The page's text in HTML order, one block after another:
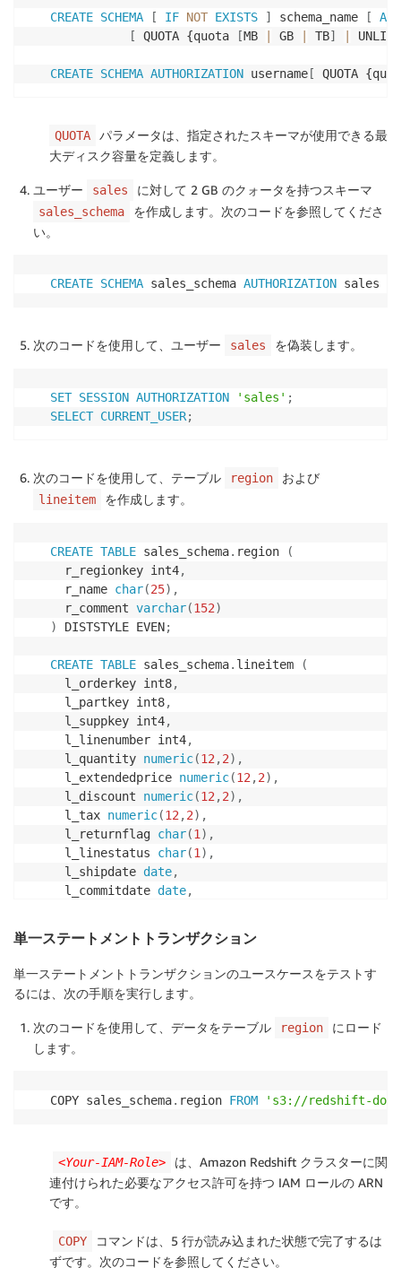
CREATE SCHEMA [ IF NOT EXISTS ] schema_name [
[
QUOTA {quota [MB GB TB]
CREATE SCHEMA AUTHORIZATION username [ QUOTA
QUOTA
パラメータは、指定されたスキーマが使用できる最
大ディスク容量を定義します。
ユーザー sales に対して 2 GB のクォータを持つスキーマ
sales_schema
を作成します。次のコードを参照してくださ
い。
CREATE SCHEMA sales_schema AUTHORIZATION sales
次のコードを使用して、ユーザー sales を偽装します。
SET SESSION AUTHORIZATION 'sales' ;
SELECT CURRENT_USER;
次のコードを使用して、テーブル region および
lineitem を作成します。
CREATE TABLE sales_schema. region
(
  r_regionkey int4
,
  r_name
char(25) ,
  r_comment
varchar(152)
)
DISTSTYLE EVEN;
CREATE TABLE sales_schema. lineitem
(
  l_orderkey int8
,
  l_partkey int8
,
  l_suppkey int4
,
  l_linenumber int4
,
  l_quantity
numeric(12 ,2) ,
  l_extendedprice
numeric(12 ,2) ,
  l_discount
numeric(12 ,2) ,
  l_tax
numeric(12 ,2) ,
  l_returnflag
char(1 ) ,
  l_linestatus
char(1 ) ,
  l_shipdate
date,
  l_commitdate
date,
char
  l_shipmode
char ( 10) ,
varchar
)
DISTSTYLE EVEN ;
単一ステートメントトランザクション
単一ステートメントトランザクションのユースケースをテストす
るには、次の手順を実行します。
次のコードを使用して、データをテーブル region
にロード
します。
COPY sales_schema. region FROM 's3://redshift-
<Your-IAM-Role>
は、Amazon Redshift クラスターに関
連付けられた必要なアクセス許可を持つ IAM ロールの ARN
です。
COPY
コマンドは、5 行が読み込まれた状態で完了するは
ずです。次のコードを参照してください。